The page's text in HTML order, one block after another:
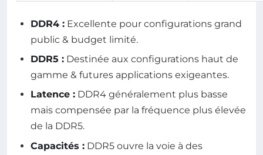
DDR4 : Excellente pour configurations grand
public & budget limité.
DDR5 : Destinée aux configurations haut de
gamme & futures applications exigeantes.
Latence : DDR4 généralement plus basse
mais compensée par la fréquence plus élevée
de la DDR5.
Capacités : DDR5 ouvre la voie à des